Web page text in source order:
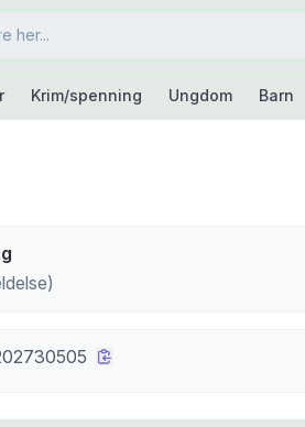
Krim/spenning Ungdom Barn
)